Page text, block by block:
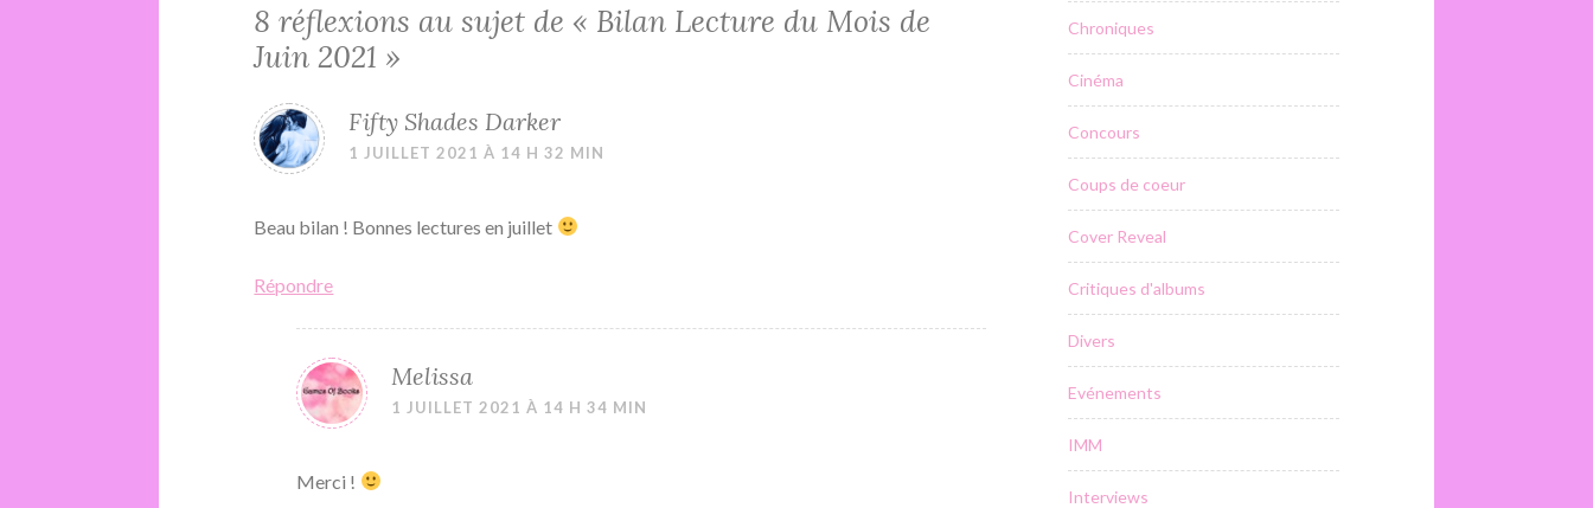
8 réflexions au sujet de « Bilan Lecture du Mois de
Juin 2021 »
Fifty Shades Darker
1 JUILLET 2021 À 14 H 32 MIN
Beau bilan ! Bonnes lectures en juillet
Répondre
Melissa
1 JUILLET 2021 À 14 H 34 MIN
Merci !
Chroniques
Cinéma
Concours
Coups de coeur
Cover Reveal
Critiques d'albums
Divers
Evénements
IMM
Interviews